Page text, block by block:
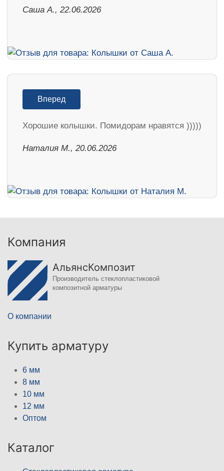
Саша А., 22.06.2026
Вперед
Хорошие колышки. Помидорам нравятся )))))
Наталия М., 20.06.2026
Компания
АльянсКомпозит
Производитель стеклопластиковой
композитной арматуры
О компании
Купить арматуру
6 мм
8 мм
10 мм
12 мм
Оптом
Каталог